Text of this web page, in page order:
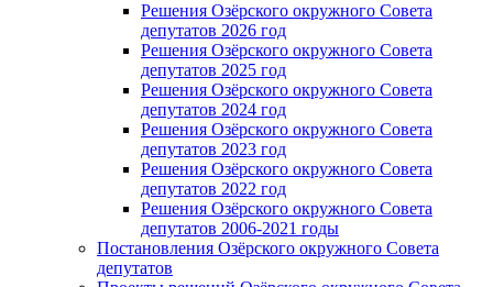
Решения Озёрского окружного Совета
депутатов 2026 год
Решения Озёрского окружного Совета
депутатов 2025 год
Решения Озёрского окружного Совета
депутатов 2024 год
Решения Озёрского окружного Совета
депутатов 2023 год
Решения Озёрского окружного Совета
депутатов 2022 год
Решения Озёрского окружного Совета
депутатов 2006-2021 годы
Постановления Озёрского окружного Совета
депутатов